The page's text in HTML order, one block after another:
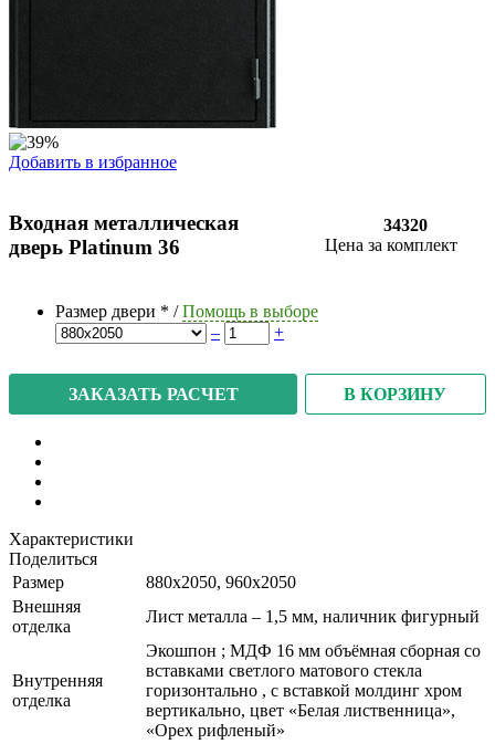
Добавить в избранное
Входная металлическая
дверь Platinum 36
34320
Цена за комплект
Размер двери * /Помощь в выборе
–
+
ЗАКАЗАТЬ РАСЧЕТ В КОРЗИНУ
Характеристики
Поделиться
Размер
880x2050, 960x2050
Внешняя
отделка
Лист металла – 1,5 мм, наличник фигурный
Внутренняя
отделка
Экошпон ; МДФ 16 мм объёмная сборная со
вставками светлого матового стекла
горизонтально , с вставкой молдинг хром
вертикально, цвет «Белая лиственница»,
«Орех рифленый»